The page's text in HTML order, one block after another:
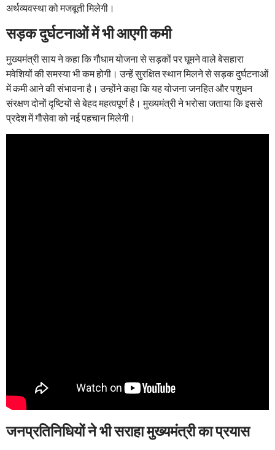
अर्थव्यवस्था को मजबूती मिलेगी।
सड़क दुर्घटनाओं में भी आएगी कमी
मुख्यमंत्री साय ने कहा कि गौधाम योजना से सड़कों पर घूमने वाले बेसहारा
मवेशियों की समस्या भी कम होगी। उन्हें सुरक्षित स्थान मिलने से सड़क दुर्घटनाओं
में कमी आने की संभावना है। उन्होंने कहा कि यह योजना जनहित और पशुधन
संरक्षण दोनों दृष्टियों से बेहद महत्वपूर्ण है। मुख्यमंत्री ने भरोसा जताया कि इससे
प्रदेश में गौसेवा को नई पहचान मिलेगी।
जनप्रतिनिधियों ने भी सराहा मुख्यमंत्री का प्रयास